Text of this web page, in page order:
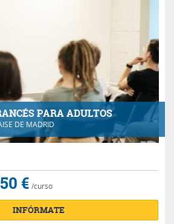
PARA ADULTOS
DE MADRID
€ /curso
INFÓRMATE